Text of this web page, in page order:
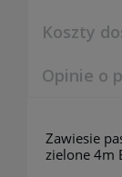
Koszty
Cena nie
Opinie o
Zawiesie
zielone 4m